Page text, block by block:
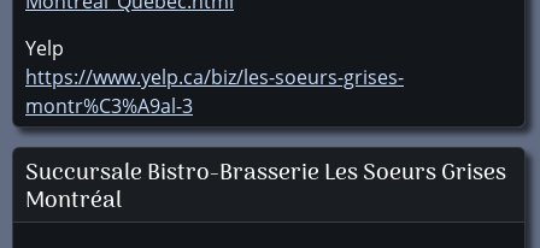
Yelp
https://www.yelp.ca/biz/les-soeurs-grises-
montr%C3%A9al-3
SuccursaleBistro-Brasserie Les Soeurs Grises
Montréal